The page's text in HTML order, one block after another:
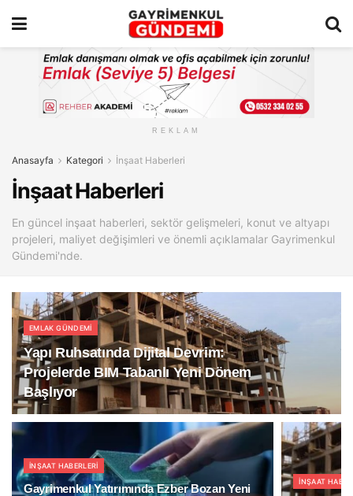
REKLAM
Anasayfa Kategori İnşaat Haberleri
İnşaat Haberleri
En güncel inşaat haberleri, sektör gelişmeleri, konut ve altyapı
projeleri, maliyet değişimleri ve önemli açıklamalar Gayrimenkul
Gündemi'nde.
EMLAK GÜNDEMI
Yapı Ruhsatında Dijital Devrim:
Projelerde BIM Tabanlı Yeni Dönem
Başlıyor
İNŞAAT HABERLERI
Gayrimenkul Yatırımında Ezber Bozan Yeni
İNŞAAT